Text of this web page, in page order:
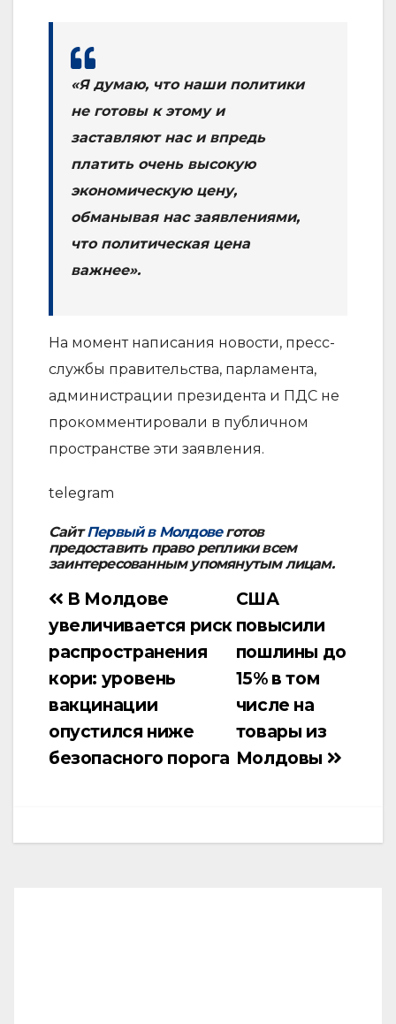
«Я думаю, что наши политики
не готовы к этому и
заставляют нас и впредь
платить очень высокую
экономическую цену,
обманывая нас заявлениями,
что политическая цена
важнее».
На момент написания новости, пресс-
службы правительства, парламента,
администрации президента и ПДС не
прокомментировали в публичном
пространстве эти заявления.
telegram
СайтПервый в Молдовеготов
предоставить право реплики всем
заинтересованным упомянутым лицам.
Навигация
по
США
повысили
пошлины до
15% в том
числе на
товары из
Молдовы
В Молдове
увеличивается риск
распространения
кори: уровень
вакцинации
опустился ниже
безопасного порога